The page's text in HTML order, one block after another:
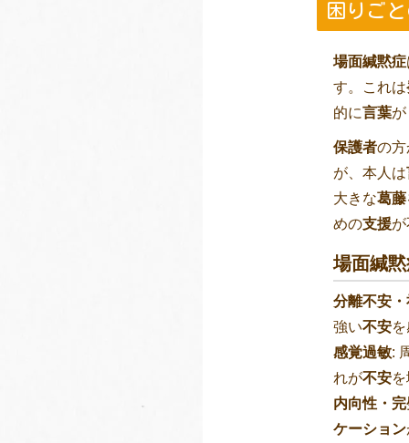
困りご
場面緘黙症
す。これは
的に言葉
保護者の
が、本人は
大きな葛藤
めの支援
場面緘
分離不安
強い不安
感覚過敏:
れが不安
内向性・
ケーション